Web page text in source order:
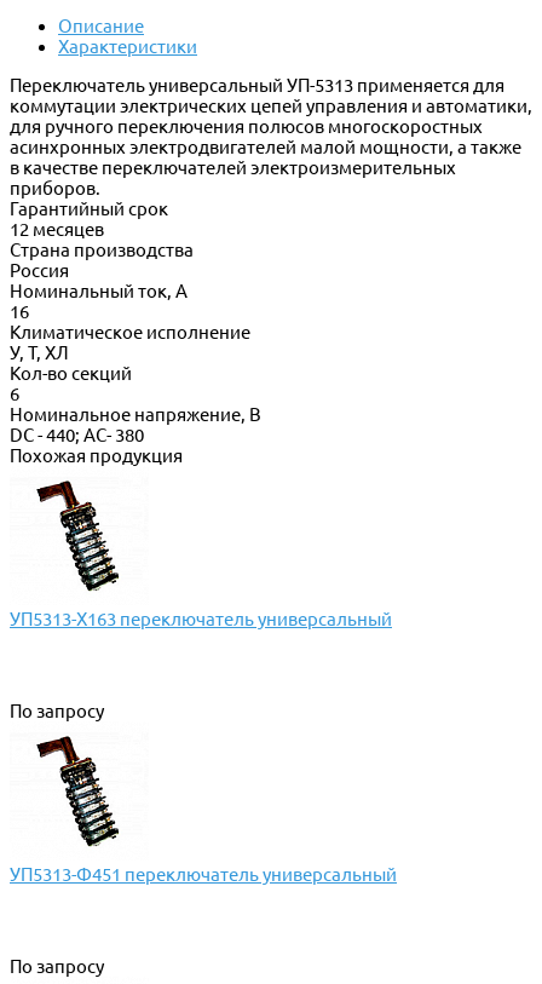
Описание
Характеристики
Переключатель универсальный УП-5313 применяется для
коммутации электрических цепей управления и автоматики,
для ручного переключения полюсов многоскоростных
асинхронных электродвигателей малой мощности, а также
в качестве переключателей электроизмерительных
приборов.
Гарантийный срок
12 месяцев
Страна производства
Россия
Номинальный ток, А
16
Климатическое исполнение
У, Т, ХЛ
Кол-во секций
6
Номинальное напряжение, В
DC - 440; AC- 380
Похожая продукция
УП5313-Х163 переключатель универсальный
По запросу
УП5313-Ф451 переключатель универсальный
По запросу